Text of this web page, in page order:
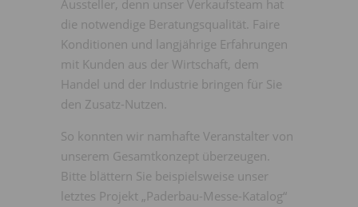
Aussteller, denn unser Verkaufsteam hat
die notwendige Beratungsqualität. Faire
Konditionen und langjährige Erfahrungen
mit Kunden aus der Wirtschaft, dem
Handel und der Industrie bringen für Sie
den Zusatz-Nutzen.
So konnten wir namhafte Veranstalter von
unserem Gesamtkonzept überzeugen.
Bitte blättern Sie beispielsweise unser
letztes Projekt „Paderbau-Messe-Katalog“